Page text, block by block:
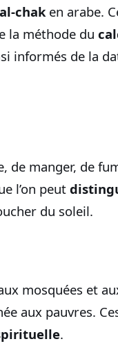
chak en arabe.
la méthode du
informés de la
de manger, de
l’on peut
du soleil.
mosquées et
aux pauvres.
.